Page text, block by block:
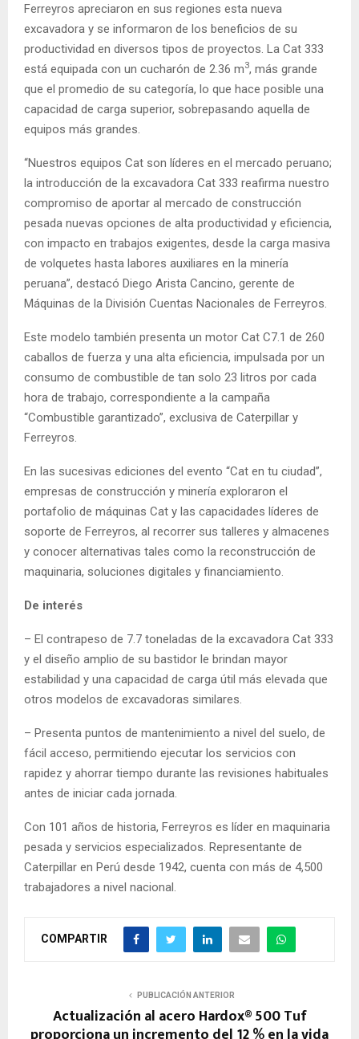
Ferreyros apreciaron en sus regiones esta nueva
excavadora y se informaron de los beneficios de su
productividad en diversos tipos de proyectos. La Cat 333
está equipada con un cucharón de 2.36 m3, más grande
que el promedio de su categoría, lo que hace posible una
capacidad de carga superior, sobrepasando aquella de
equipos más grandes.
“Nuestros equipos Cat son líderes en el mercado peruano;
la introducción de la excavadora Cat 333 reafirma nuestro
compromiso de aportar al mercado de construcción
pesada nuevas opciones de alta productividad y eficiencia,
con impacto en trabajos exigentes, desde la carga masiva
de volquetes hasta labores auxiliares en la minería
peruana”, destacó Diego Arista Cancino, gerente de
Máquinas de la División Cuentas Nacionales de Ferreyros.
Este modelo también presenta un motor Cat C7.1 de 260
caballos de fuerza y una alta eficiencia, impulsada por un
consumo de combustible de tan solo 23 litros por cada
hora de trabajo, correspondiente a la campaña
“Combustible garantizado”, exclusiva de Caterpillar y
Ferreyros.
En las sucesivas ediciones del evento “Cat en tu ciudad”,
empresas de construcción y minería exploraron el
portafolio de máquinas Cat y las capacidades líderes de
soporte de Ferreyros, al recorrer sus talleres y almacenes
y conocer alternativas tales como la reconstrucción de
maquinaria, soluciones digitales y financiamiento.
De interés
– El contrapeso de 7.7 toneladas de la excavadora Cat 333
y el diseño amplio de su bastidor le brindan mayor
estabilidad y una capacidad de carga útil más elevada que
otros modelos de excavadoras similares.
– Presenta puntos de mantenimiento a nivel del suelo, de
fácil acceso, permitiendo ejecutar los servicios con
rapidez y ahorrar tiempo durante las revisiones habituales
antes de iniciar cada jornada.
Con 101 años de historia, Ferreyros es líder en maquinaria
pesada y servicios especializados. Representante de
Caterpillar en Perú desde 1942, cuenta con más de 4,500
trabajadores a nivel nacional.
COMPARTIR
PUBLICACIÓN ANTERIOR
Actualización al acero Hardox® 500 Tuf